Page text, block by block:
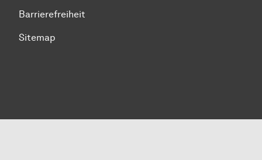
Barrierefreiheit
Sitemap